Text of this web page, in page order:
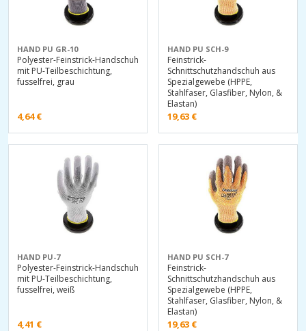
HAND PU GR-10
Polyester-Feinstrick-Handschuh
mit PU-Teilbeschichtung,
fusselfrei, grau
4,64€
HAND PU SCH-9
Feinstrick-
Schnittschutzhandschuh aus
Spezialgewebe (HPPE,
Stahlfaser, Glasfiber, Nylon, &
Elastan)
19,63 €
HAND PU-7
Polyester-Feinstrick-Handschuh
mit PU-Teilbeschichtung,
fusselfrei, weiß
4,41 €
HAND PU SCH-7
Feinstrick-
Schnittschutzhandschuh aus
Spezialgewebe (HPPE,
Stahlfaser, Glasfiber, Nylon, &
Elastan)
19,63 €